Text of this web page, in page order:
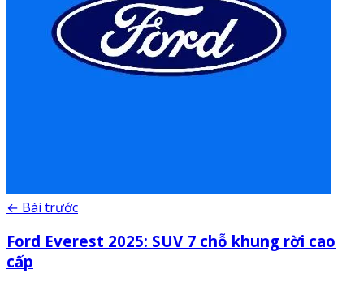
← Bài trước
Ford Everest 2025: SUV 7 chỗ khung rời cao
cấp